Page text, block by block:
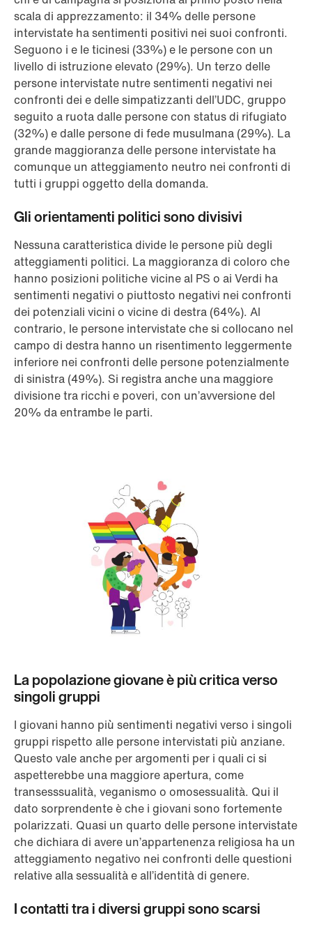
scala di apprezzamento: il 34% delle persone
intervistate ha sentimenti positivi nei suoi confronti.
Seguono i e le ticinesi (33%) e le persone con un
livello di istruzione elevato (29%). Un terzo delle
persone intervistate nutre sentimenti negativi nei
confronti dei e delle simpatizzanti dell’UDC, gruppo
seguito a ruota dalle persone con status di rifugiato
(32%) e dalle persone di fede musulmana (29%). La
grande maggioranza delle persone intervistate ha
comunque un atteggiamento neutro nei confronti di
tutti i gruppi oggetto della domanda.
Gli orientamenti politici sono divisivi
Nessuna caratteristica divide le persone più degli
atteggiamenti politici. La maggioranza di coloro che
hanno posizioni politiche vicine al PS o ai Verdi ha
sentimenti negativi o piuttosto negativi nei confronti
dei potenziali vicini o vicine di destra (64%). Al
contrario, le persone intervistate che si collocano nel
campo di destra hanno un risentimento leggermente
inferiore nei confronti delle persone potenzialmente
di sinistra (49%). Si registra anche una maggiore
divisione tra ricchi e poveri, con un’avversione del
20% da entrambe le parti.
La popolazione giovane è più critica verso
singoli gruppi
I giovani hanno più sentimenti negativi verso i singoli
gruppi rispetto alle persone intervistati più anziane.
Questo vale anche per argomenti per i quali ci si
aspetterebbe una maggiore apertura, come
transesssualità, veganismo o omosessualità. Qui il
dato sorprendente è che i giovani sono fortemente
polarizzati. Quasi un quarto delle persone intervistate
che dichiara di avere un’appartenenza religiosa ha un
atteggiamento negativo nei confronti delle questioni
relative alla sessualità e all’identità di genere.
I contatti tra i diversi gruppi sono scarsi